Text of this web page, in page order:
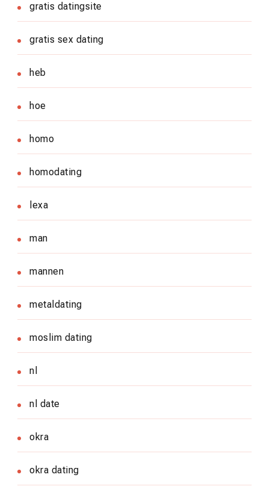
gratis datingsite
gratis sex dating
heb
hoe
homo
homodating
lexa
man
mannen
metaldating
moslim dating
nl
nl date
okra
okra dating